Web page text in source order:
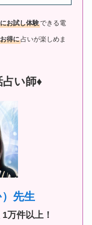
お試し体験できる電
得に占いが楽しめま
い師♦︎
先生
1万件以上！